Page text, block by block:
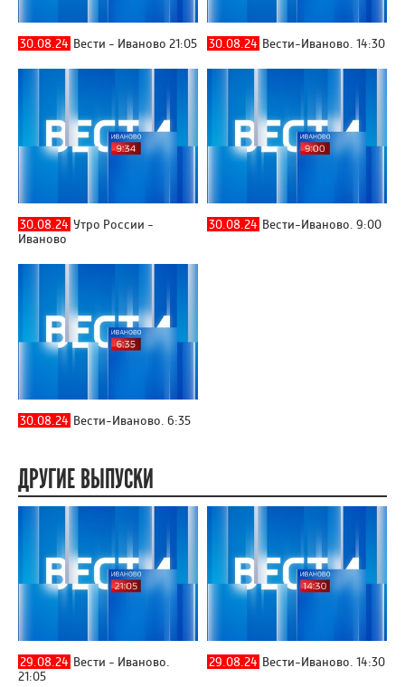
30.08.24 Вести - Иваново 21:05 30.08.24 Вести-Иваново. 14:30
30.08.24 Утро России -
Иваново
30.08.24 Вести-Иваново. 9:00
30.08.24 Вести-Иваново. 6:35
ДРУГИЕ ВЫПУСКИ
29.08.24 Вести - Иваново.
21:05
29.08.24 Вести-Иваново. 14:30